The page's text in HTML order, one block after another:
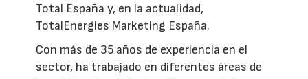
Total España y, en la actualidad,
TotalEnergies Marketing España.
Con más de 35 años de experiencia en el
sector, ha trabajado en diferentes áreas de